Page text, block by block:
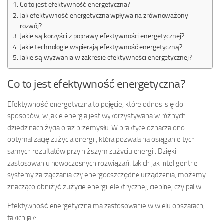
Co to jest efektywność energetyczna?
Jak efektywność energetyczna wpływa na zrównoważony
rozwój?
Jakie są korzyści z poprawy efektywności energetycznej?
Jakie technologie wspierają efektywność energetyczną?
Jakie są wyzwania w zakresie efektywności energetycznej?
Co to jest efektywność energetyczna?
Efektywność energetyczna to pojęcie, które odnosi się do
sposobów, w jakie energia jest wykorzystywana w różnych
dziedzinach życia oraz przemysłu. W praktyce oznacza ono
optymalizację zużycia energii, która pozwala na osiąganie tych
samych rezultatów przy niższym zużyciu energii. Dzięki
zastosowaniu nowoczesnych rozwiązań, takich jak inteligentne
systemy zarządzania czy energooszczędne urządzenia, możemy
znacząco obniżyć zużycie energii elektrycznej, cieplnej czy paliw.
Efektywność energetyczna ma zastosowanie w wielu obszarach,
takich jak: